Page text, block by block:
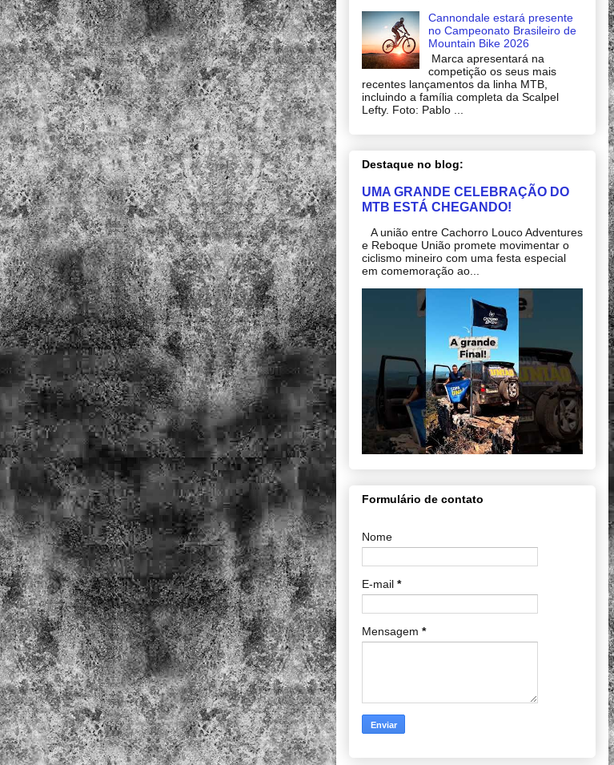
Cannondale estará presente
no Campeonato Brasileiro de
Mountain Bike 2026
Marca apresentará na
competição os seus mais
recentes lançamentos da linha MTB,
incluindo a família completa da Scalpel
Lefty. Foto: Pablo ...
Destaque no blog:
UMA GRANDE CELEBRAÇÃO DO
MTB ESTÁ CHEGANDO!
A união entre Cachorro Louco Adventures
e Reboque União promete movimentar o
ciclismo mineiro com uma festa especial
em comemoração ao...
Formulário de contato
Nome
E-mail *
Mensagem *